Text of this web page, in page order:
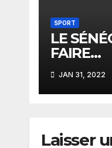
SPORT
LE
FAIRE
JAN 31, 2022
Laisser